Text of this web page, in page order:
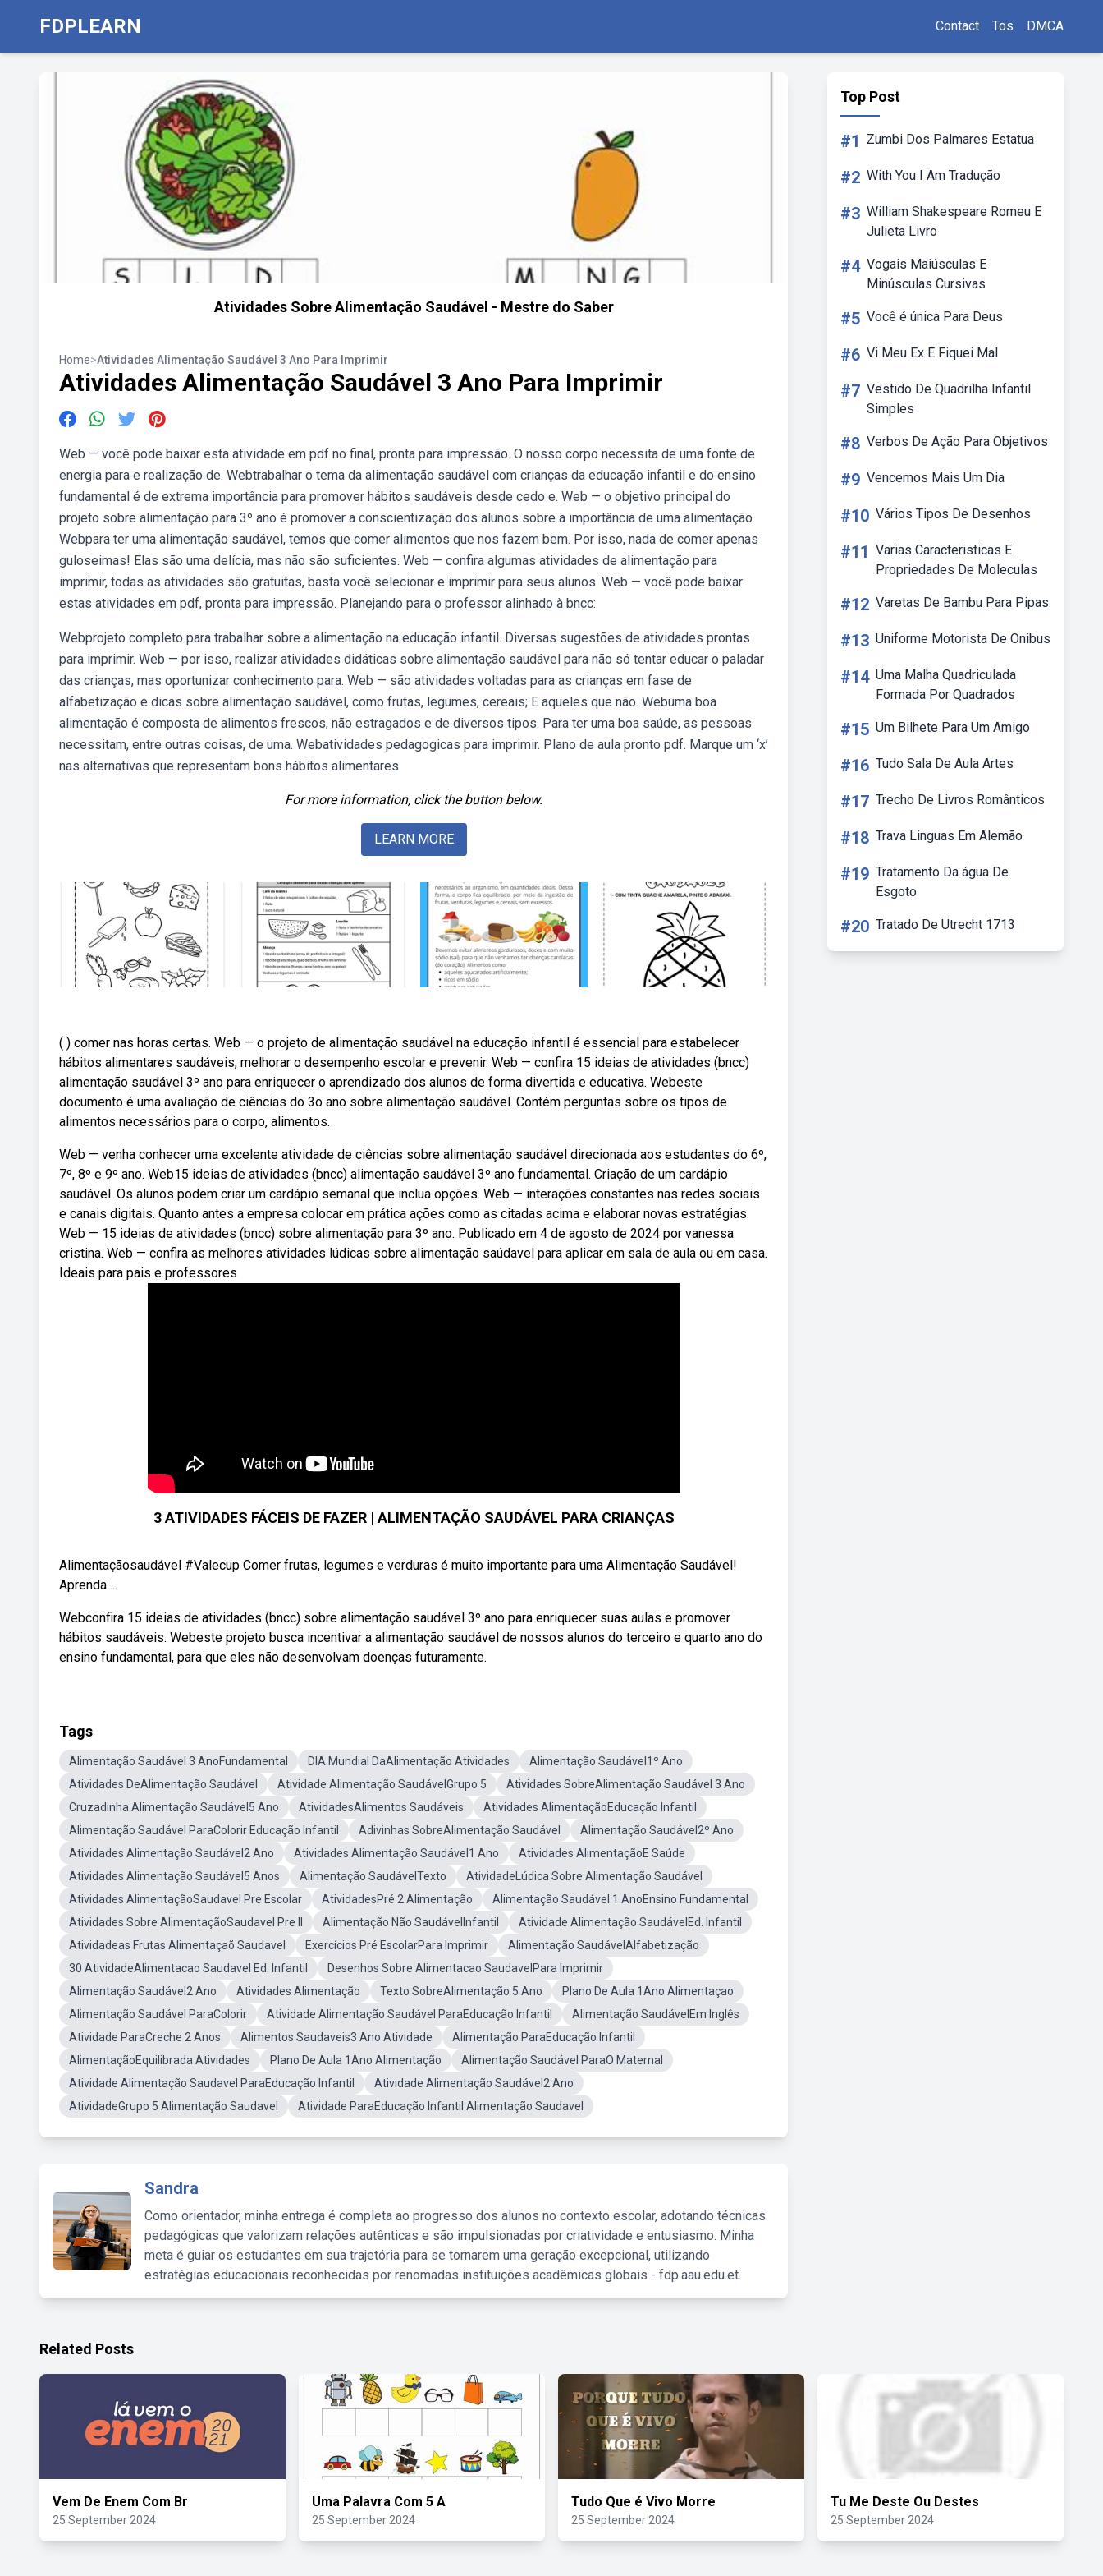
FDPLEARN Contact Tos DMCA
Atividades Sobre Alimentação Saudável - Mestre do Saber
Home>Atividades Alimentação Saudável 3 Ano Para Imprimir
Atividades Alimentação Saudável 3 Ano Para Imprimir
Web — você pode baixar esta atividade em pdf no final, pronta para impressão. O nosso corpo necessita de uma fonte de
energia para e realização de. Webtrabalhar o tema da alimentação saudável com crianças da educação infantil e do ensino
fundamental é de extrema importância para promover hábitos saudáveis desde cedo e. Web — o objetivo principal do
projeto sobre alimentação para 3º ano é promover a conscientização dos alunos sobre a importância de uma alimentação.
Webpara ter uma alimentação saudável, temos que comer alimentos que nos fazem bem. Por isso, nada de comer apenas
guloseimas! Elas são uma delícia, mas não são suficientes. Web — confira algumas atividades de alimentação para
imprimir, todas as atividades são gratuitas, basta você selecionar e imprimir para seus alunos. Web — você pode baixar
estas atividades em pdf, pronta para impressão. Planejando para o professor alinhado à bncc:
Webprojeto completo para trabalhar sobre a alimentação na educação infantil. Diversas sugestões de atividades prontas
para imprimir. Web — por isso, realizar atividades didáticas sobre alimentação saudável para não só tentar educar o paladar
das crianças, mas oportunizar conhecimento para. Web — são atividades voltadas para as crianças em fase de
alfabetização e dicas sobre alimentação saudável, como frutas, legumes, cereais; E aqueles que não. Webuma boa
alimentação é composta de alimentos frescos, não estragados e de diversos tipos. Para ter uma boa saúde, as pessoas
necessitam, entre outras coisas, de uma. Webatividades pedagogicas para imprimir. Plano de aula pronto pdf. Marque um ‘x’
nas alternativas que representam bons hábitos alimentares.
For more information, click the button below.
LEARN MORE
( ) comer nas horas certas. Web — o projeto de alimentação saudável na educação infantil é essencial para estabelecer
hábitos alimentares saudáveis, melhorar o desempenho escolar e prevenir. Web — confira 15 ideias de atividades (bncc)
alimentação saudável 3º ano para enriquecer o aprendizado dos alunos de forma divertida e educativa. Webeste
documento é uma avaliação de ciências do 3o ano sobre alimentação saudável. Contém perguntas sobre os tipos de
alimentos necessários para o corpo, alimentos.
Web — venha conhecer uma excelente atividade de ciências sobre alimentação saudável direcionada aos estudantes do 6º,
7º, 8º e 9º ano. Web15 ideias de atividades (bncc) alimentação saudável 3º ano fundamental. Criação de um cardápio
saudável. Os alunos podem criar um cardápio semanal que inclua opções. Web — interações constantes nas redes sociais
e canais digitais. Quanto antes a empresa colocar em prática ações como as citadas acima e elaborar novas estratégias.
Web — 15 ideias de atividades (bncc) sobre alimentação para 3º ano. Publicado em 4 de agosto de 2024 por vanessa
cristina. Web — confira as melhores atividades lúdicas sobre alimentação saúdavel para aplicar em sala de aula ou em casa.
Ideais para pais e professores
3 ATIVIDADES FÁCEIS DE FAZER | ALIMENTAÇÃO SAUDÁVEL PARA CRIANÇAS
Alimentaçãosaudável #Valecup Comer frutas, legumes e verduras é muito importante para uma Alimentação Saudável!
Aprenda ...
Webconfira 15 ideias de atividades (bncc) sobre alimentação saudável 3º ano para enriquecer suas aulas e promover
hábitos saudáveis. Webeste projeto busca incentivar a alimentação saudável de nossos alunos do terceiro e quarto ano do
ensino fundamental, para que eles não desenvolvam doenças futuramente.
Tags
Alimentação Saudável 3 AnoFundamental DIA Mundial DaAlimentação Atividades
Alimentação Saudável1º Ano
Atividades DeAlimentação Saudável
Atividade Alimentação SaudávelGrupo 5
Atividades SobreAlimentação Saudável 3 Ano
Cruzadinha Alimentação Saudável5 Ano
AtividadesAlimentos Saudáveis
Atividades AlimentaçãoEducação Infantil
Alimentação Saudável ParaColorir Educação Infantil
Adivinhas SobreAlimentação Saudável
Alimentação Saudável2º Ano
Atividades Alimentação Saudável2 Ano
Atividades Alimentação Saudável1 Ano
Atividades AlimentaçãoE Saúde
Atividades Alimentação Saudável5 Anos
Alimentação SaudávelTexto
AtividadeLúdica Sobre Alimentação Saudável
Atividades AlimentaçãoSaudavel Pre Escolar
AtividadesPré 2 Alimentação
Alimentação Saudável 1 AnoEnsino Fundamental
Atividades Sobre AlimentaçãoSaudavel Pre II
Alimentação Não SaudávelInfantil
Atividade Alimentação SaudávelEd. Infantil
Atividadeas Frutas Alimentaçaõ Saudavel
Exercícios Pré EscolarPara Imprimir
Alimentação SaudávelAlfabetização
30 AtividadeAlimentacao Saudavel Ed. Infantil
Desenhos Sobre Alimentacao SaudavelPara Imprimir
Alimentação Saudável2 Ano
Atividades Alimentação Texto SobreAlimentação 5 Ano
Plano De Aula 1Ano Alimentaçao
Alimentação Saudável ParaColorir
Atividade Alimentação Saudável ParaEducação Infantil
Alimentação SaudávelEm Inglês
Atividade ParaCreche 2 Anos
Alimentos Saudaveis3 Ano Atividade
Alimentação ParaEducação Infantil
AlimentaçãoEquilibrada Atividades
Plano De Aula 1Ano Alimentação
Alimentação Saudável ParaO Maternal
Atividade Alimentação Saudavel ParaEducação Infantil
Atividade Alimentação Saudável2 Ano
AtividadeGrupo 5 Alimentação Saudavel
Atividade ParaEducação Infantil Alimentação Saudavel
Sandra
Como orientador, minha entrega é completa ao progresso dos alunos no contexto escolar, adotando técnicas
pedagógicas que valorizam relações autênticas e são impulsionadas por criatividade e entusiasmo. Minha
meta é guiar os estudantes em sua trajetória para se tornarem uma geração excepcional, utilizando
estratégias educacionais reconhecidas por renomadas instituições acadêmicas globais - fdp.aau.edu.et.
Top Post
#1 Zumbi Dos Palmares Estatua
#2 With You I Am Tradução
#3 William Shakespeare Romeu E
Julieta Livro
#4 Vogais Maiúsculas E
Minúsculas Cursivas
#5 Você é única Para Deus
#6 Vi Meu Ex E Fiquei Mal
#7 Vestido De Quadrilha Infantil
Simples
#8 Verbos De Ação Para Objetivos
#9 Vencemos Mais Um Dia
#10 Vários Tipos De Desenhos
#11 Varias Caracteristicas E
Propriedades De Moleculas
#12 Varetas De Bambu Para Pipas
#13 Uniforme Motorista De Onibus
#14 Uma Malha Quadriculada
Formada Por Quadrados
#15 Um Bilhete Para Um Amigo
#16 Tudo Sala De Aula Artes
#17 Trecho De Livros Românticos
#18 Trava Linguas Em Alemão
#19 Tratamento Da água De
Esgoto
#20 Tratado De Utrecht 1713
Related Posts
Vem De Enem Com Br
25 September 2024
Uma Palavra Com 5 A
25 September 2024
Tudo Que é Vivo Morre
25 September 2024
Tu Me Deste Ou Destes
25 September 2024